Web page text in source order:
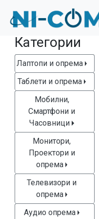
Категории
Лаптопи и опрема
Таблети и опрема
Мобилни,
Смартфони и
Часовници
Монитори,
Проектори и
опрема
Телевизори и
опрема
Аудио опрема